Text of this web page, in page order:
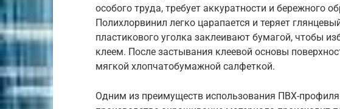
особого труда, требует аккуратности и бережного
Полихлорвинил легко царапается и теряет
пластикового уголка заклеивают бумагой, чтобы
клеем. После застывания клеевой основы
мягкой хлопчатобумажной салфеткой.
Одним из преимуществ использования ПВХ-профиля